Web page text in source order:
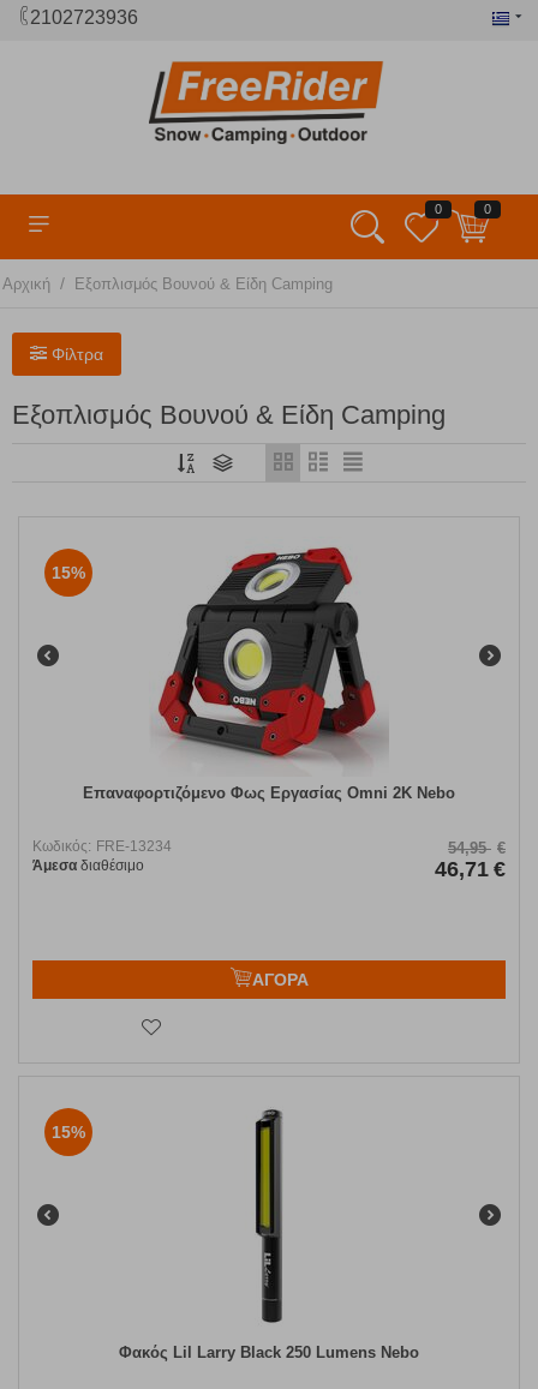
2102723936
0 0
Αρχική / Εξοπλισμός Βουνού & Είδη Camping
Φίλτρα
Εξοπλισμός Βουνού & Είδη Camping
15%
Επαναφορτιζόμενο Φως Εργασίας Omni 2K Nebo
Κωδικός: FRE-13234
Άμεσα διαθέσιμο
54,95 €
46,71 €
ΑΓΟΡΑ
15%
Φακός Lil Larry Black 250 Lumens Nebo